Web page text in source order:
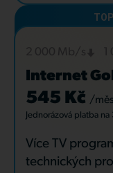
Internet
545 Kč /
Jednorázová platba na
Více TV
technických